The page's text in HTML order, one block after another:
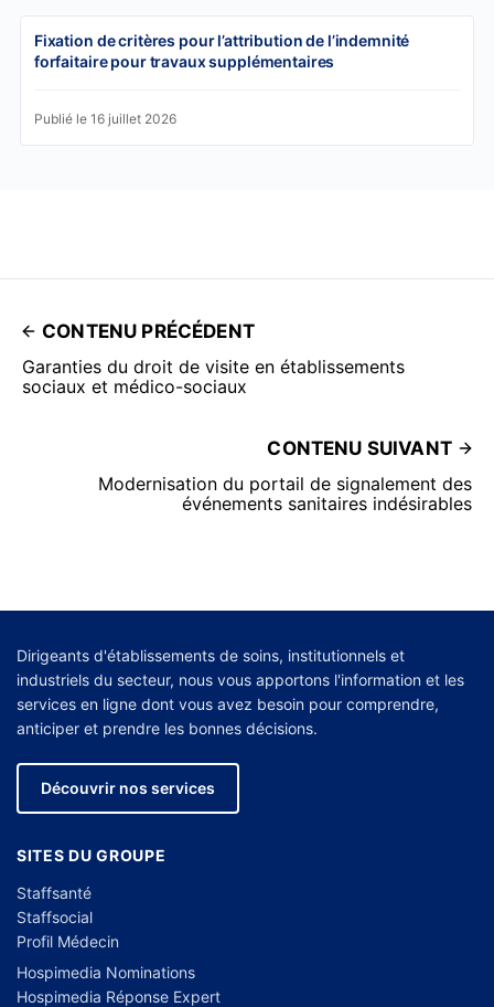
Fixation de critères pour l’attribution de l’indemnité
forfaitaire pour travaux supplémentaires
Publié le 16 juillet 2026
CONTENU PRÉCÉDENT
Garanties du droit de visite en établissements
sociaux et médico-sociaux
CONTENU SUIVANT
Modernisation du portail de signalement des
événements sanitaires indésirables
Dirigeants d'établissements de soins, institutionnels et
industriels du secteur, nous vous apportons l'information et les
services en ligne dont vous avez besoin pour comprendre,
anticiper et prendre les bonnes décisions.
Découvrir nos services
SITES DU GROUPE
Staffsanté
Staffsocial
Profil Médecin
Hospimedia Nominations
Hospimedia Réponse Expert